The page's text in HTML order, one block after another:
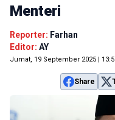
Menteri
Reporter: Farhan
Editor: AY
Jumat, 19 September 2025 |
Share